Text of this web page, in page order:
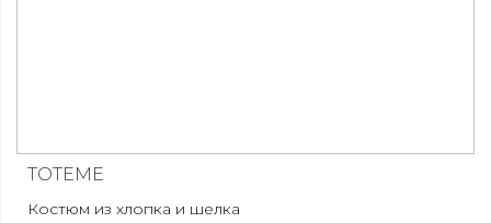
TOTEME
Костюм из хлопка и шелка